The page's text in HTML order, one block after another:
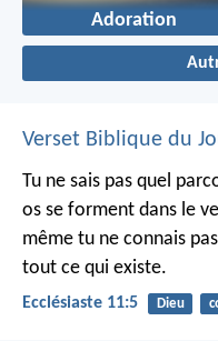
Adoration
Verset Biblique du
Tu ne sais pas quel
os se forment dans le
même tu ne connais
tout ce qui existe.
Ecclésiaste 11:5 Dieu